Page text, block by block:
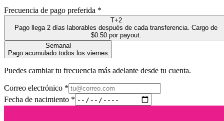
Frecuencia de pago preferida *
T+2
Pago llega 2 días laborables después de cada transferencia. Cargo de
$0.50 por payout.
Semanal
Pago acumulado todos los viernes
Puedes cambiar tu frecuencia más adelante desde tu cuenta.
Correo electrónico *
Fecha de nacimiento *